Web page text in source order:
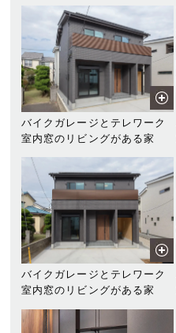
バイクガレージとテレワーク
室内窓のリビングがある家
バイクガレージとテレワーク
室内窓のリビングがある家